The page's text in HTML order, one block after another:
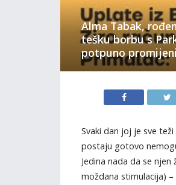
Alma Tabak,
tešku borbu s
potpuno
Svaki dan joj je sve
postaju gotovo
Jedina nada da se
moždana stimulacija)